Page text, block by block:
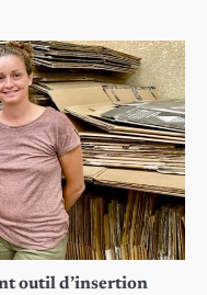
outil d’insertion